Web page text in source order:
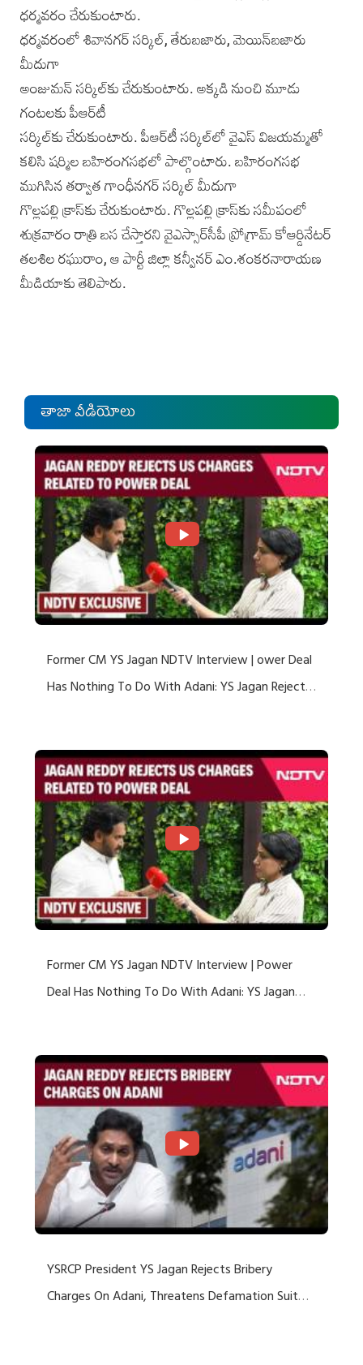
ధర్మవరం చేరుకుంటారు.
ధర్మవరంలో శివానగర్ సర్కిల్, తేరుబజారు, మెయిన్‌బజారు
మీదుగా
అంజుమన్ సర్కిల్‌కు చేరుకుంటారు. అక్కడి నుంచి మూడు
గంటలకు పీఆర్‌టీ
సర్కిల్‌కు చేరుకుంటారు. పీఆర్‌టీ సర్కిల్‌లో వైఎస్ విజయమ్మతో
కలిసి షర్మిల బహిరంగసభలో పాల్గొంటారు. బహిరంగసభ
ముగిసిన తర్వాత గాంధీనగర్ సర్కిల్ మీదుగా
గొల్లపల్లి క్రాస్‌కు చేరుకుంటారు. గొల్లపల్లి క్రాస్‌కు సమీపంలో
శుక్రవారం రాత్రి బస చేస్తారని వైఎస్సార్‌సీపీ ప్రోగ్రామ్ కోఆర్డినేటర్
తలశిల రఘురాం, ఆ పార్టీ జిల్లా కన్వీనర్ ఎం.శంకరనారాయణ
మీడియాకు తెలిపారు.
తాజా వీడియోలు
Former CM YS Jagan NDTV Interview | ower Deal
Has Nothing To Do With Adani: YS Jagan Rejects
Former CM YS Jagan NDTV Interview | Power
Deal Has Nothing To Do With Adani: YS Jagan
YSRCP President YS Jagan Rejects Bribery
Charges On Adani, Threatens Defamation Suit